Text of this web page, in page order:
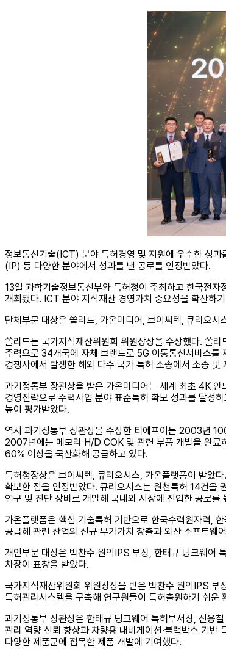
정보통신기술(ICT) 분야 특허경영 및 지원에 우수한 성
(IP) 등 다양한 분야에서 성과를 낸 공로를 인정받았다.
13일 과학기술정보통신부와 특허청이 주최하고 한국전
개최됐다. ICT 분야 지식재산 경영가치 중요성을 확산하
단체부문 대상은 쏠리드, 가온미디어, 브이씨텍, 큐리오시
쏠리드는 국가지식재산위원회 위원장상을 수상했다. 쏠
주력으로 34개국에 자체 브랜드로 5G 이동통신서비스를
경쟁사에서 발생한 해외 다수 국가 특허 소송에서 소송
과기정통부 장관상을 받은 가온미디어는 세계 최초 4K
경영전략으로 주력사업 분야 표준특허 확보 성과를 달성
높이 평가받았다.
역시 과기정통부 장관상을 수상한 티에프이는 2003년
2007년에는 메모리 H/D COK 및 관련 부품 개발을 완료
60% 이상을 국산화해 공급하고 있다.
특허청장상은 브이씨텍, 큐리오시스, 가온플랫폼이 받았
확보한 점을 인정받았다. 큐리오시스는 원천특허 14건을
연구 및 진단 장비르 개발해 국내외 시장에 진입한 공로를
가온플랫폼은 핵심 기술특허 기반으로 한국수력원자력,
공급해 관련 산업의 신규 부가가치 창출과 외산 소프트웨
개인부문 대상은 박찬수 원익IPS 부장, 한태규 팅크웨어
차장이 표창을 받았다.
국가지식재산위원회 위원장상을 받은 박찬수 원익IPS 부
특허관리시스템을 구축해 연구원들이 특허출원하기 쉬운
과기정통부 장관상은 한태규 팅크웨어 특허부서장, 신용
관리 역량 신뢰 향상과 차량용 내비게이션·블랙박스 기
다양한 제품군에 접목한 제품 개발에 기여했다.